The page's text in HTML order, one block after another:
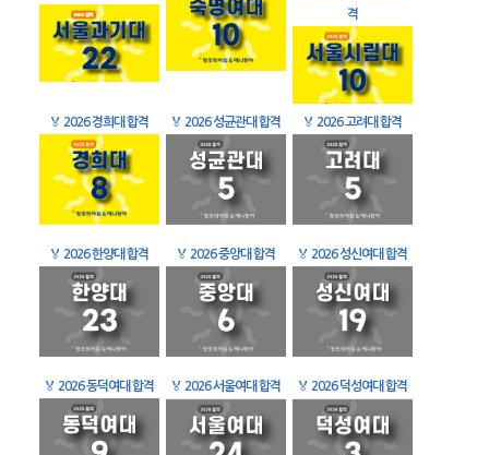
격
🏅 2026 경희대 합격 🏅 2026 성균관대 합격 🏅 2026 고려대 합격
🏅 2026 한양대 합격 🏅 2026 중앙대 합격 🏅 2026 성신여대 합격
🏅 2026 동덕여대 합격 🏅 2026 서울여대 합격 🏅 2026 덕성여대 합격